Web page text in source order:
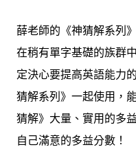
薛老師的《神猜解系列
在稍有單字基礎的族群
定決心要提高英語能力
猜解系列》一起使用，
猜解》大量、實用的多
自己滿意的多益分數！